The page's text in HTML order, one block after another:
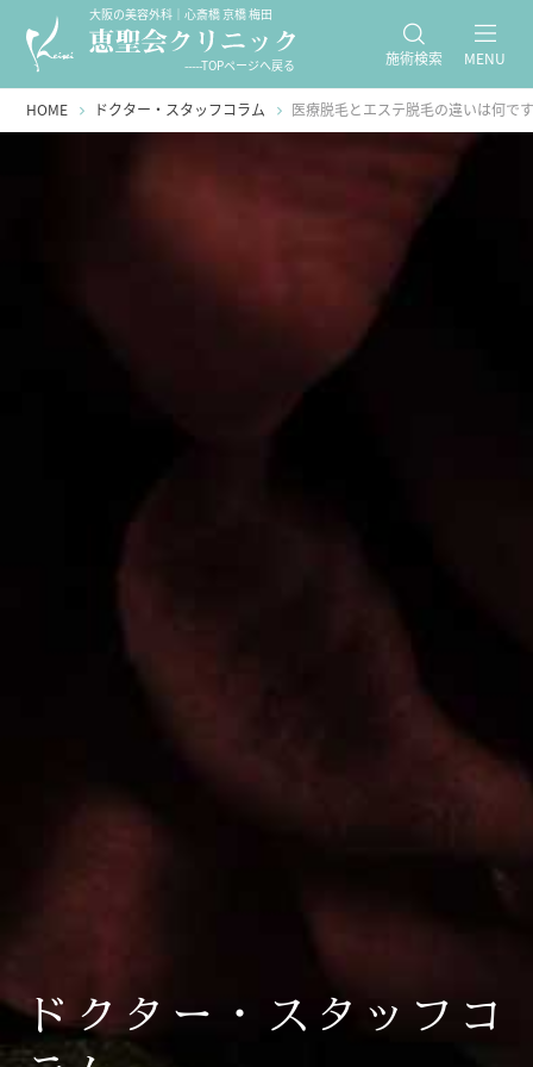
大阪の美容外科｜心斎橋 京橋 梅田
-----TOPページへ戻る 施術検索 MENU
HOME ドクター・スタッフコラム 医療脱毛とエステ脱毛の違いは何で
ドクター・スタッフコ